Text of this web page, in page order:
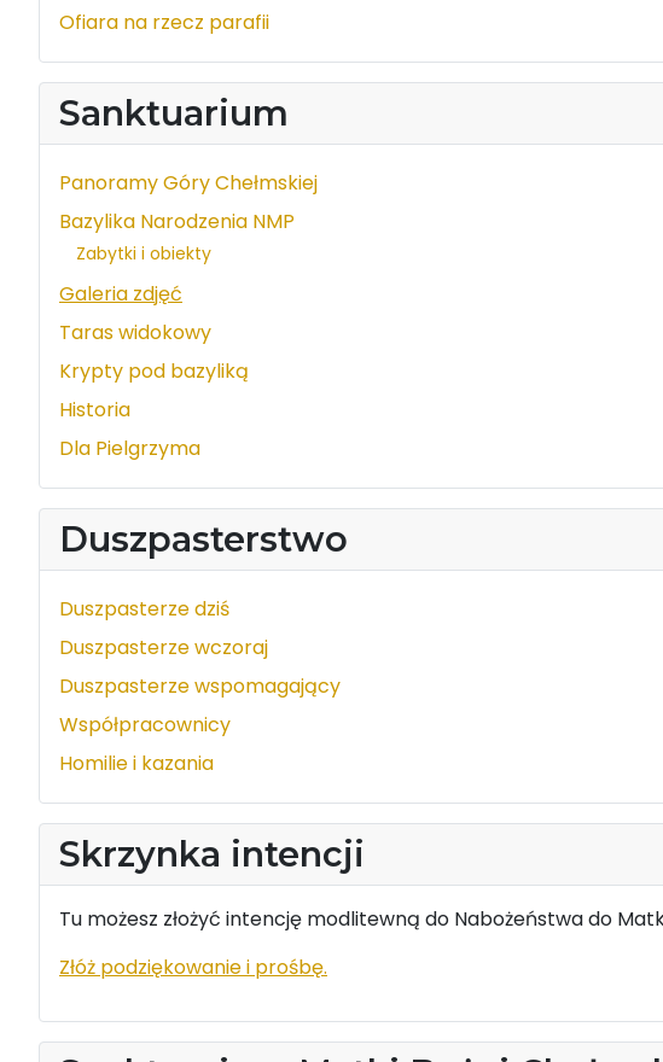
Ofiara na rzecz parafii
Sanktuarium
Panoramy Góry Chełmskiej
Bazylika Narodzenia NMP
Zabytki i obiekty
Galeria zdjęć
Taras widokowy
Krypty pod bazyliką
Historia
Dla Pielgrzyma
Duszpasterstwo
Duszpasterze dziś
Duszpasterze wczoraj
Duszpasterze wspomagający
Współpracownicy
Homilie i kazania
Skrzynka intencji
Tu możesz złożyć intencję modlitewną do Nabożeństwa do
Złóż podziękowanie i prośbę.